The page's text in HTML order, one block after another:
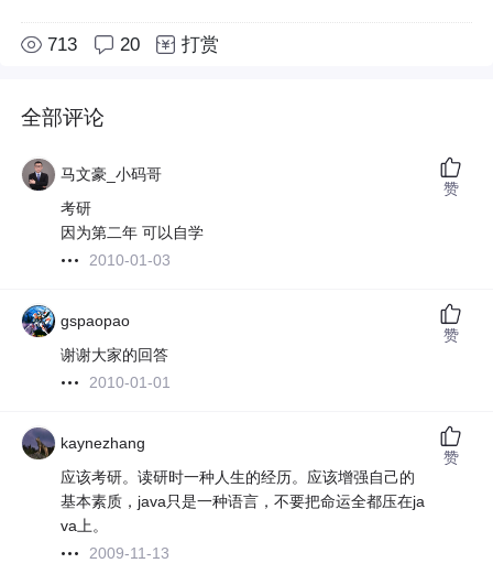
713 20 打赏
全部评论
马文豪_小码哥
考研
因为第二年 可以自学
2010-01-03
赞
gspaopao
谢谢大家的回答
2010-01-01
赞
kaynezhang
应该考研。读研时一种人生的经历。应该增强自己的
基本素质，java只是一种语言，不要把命运全都压在ja
va上。
2009-11-13
赞